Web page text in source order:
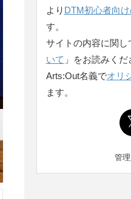
より DTM初心者向
す。
サイトの内容に関し
いて 」をお読みくだ
Arts:Out名義でオリ
ます。
管